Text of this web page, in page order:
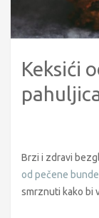
Keksići
Brzi i zdravi
od pečene
smrznuti kako bi